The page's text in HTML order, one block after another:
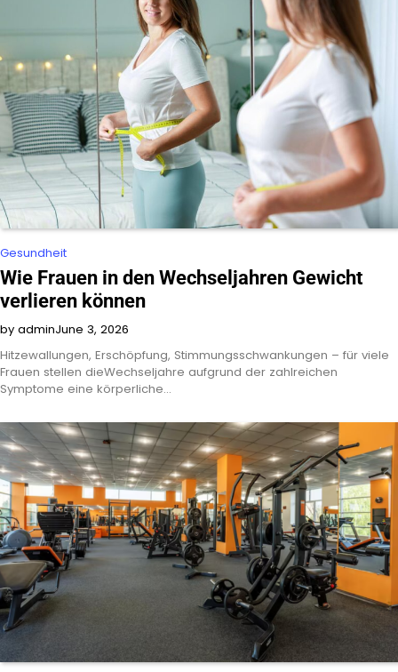
Gesundheit
Wie Frauen in den Wechseljahren Gewicht
verlieren können
by adminJune 3, 2026
Hitzewallungen, Erschöpfung, Stimmungsschwankungen – für viele
Frauen stellen dieWechseljahre aufgrund der zahlreichen
Symptome eine körperliche…